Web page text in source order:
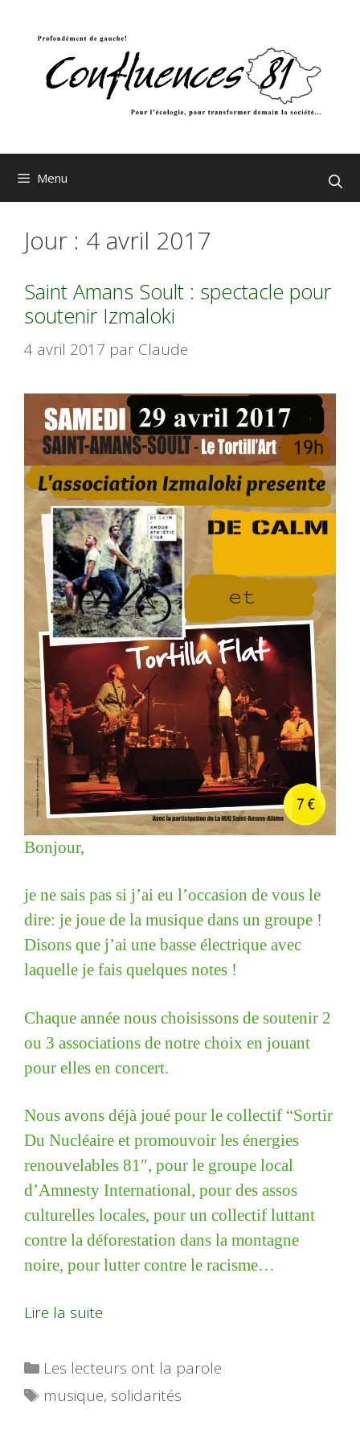
Menu
Jour : 4 avril 2017
Saint Amans Soult : spectacle pour
soutenir Izmaloki
4 avril 2017 par Claude
Bonjour,
je ne sais pas si j’ai eu l’occasion de vous le
dire: je joue de la musique dans un groupe !
Disons que j’ai une basse électrique avec
laquelle je fais quelques notes !
Chaque année nous choisissons de soutenir 2
ou 3 associations de notre choix en jouant
pour elles en concert.
Nous avons déjà joué pour le collectif “Sortir
Du Nucléaire et promouvoir les énergies
renouvelables 81″, pour le groupe local
d’Amnesty International, pour des assos
culturelles locales, pour un collectif luttant
contre la déforestation dans la montagne
noire, pour lutter contre le racisme…
Lire la suite
Catégories
Les lecteurs ont la parole
Étiquettes
musique, solidarités